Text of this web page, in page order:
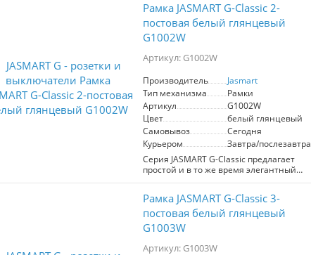
Рамки изготовлены из высокопрочного
поликарбоната, стойкого к
ультрафиолетовому излучению и
механическим повреждениям, просты в
уходе.
горизонтальная установка
Рамка JASMART G-Classic 2-
постовая белый глянцевый
G1002W
Артикул: G1002W
Производитель
Jasmart
Тип механизма
Рамки
Артикул
G1002W
Цвет
белый глянцевый
Самовывоз
Сегодня
Курьером
Завтра/послезавтра
Серия JASMART G-Classic предлагает
простой и в то же время элегантный
дизайн, не подверженный
Рамки изготовлены из высокопрочного
поликарбоната, стойкого к
ультрафиолетовому излучению и
механическим повреждениям, просты в
уходе.
Рамка JASMART G-Classic 3-
постовая белый глянцевый
G1003W
Артикул: G1003W